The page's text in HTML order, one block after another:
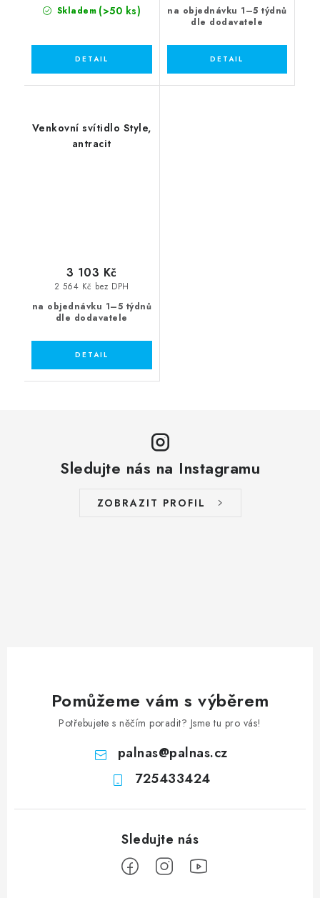
Skladem (>50 ks)
na objednávku 1–5 týdnů
dle dodavatele
Venkovní svítidlo Style,
antracit
na objednávku 1–5 týdnů
dle dodavatele
2 564 Kč bez DPH
3 103 Kč
Sledujte nás na Instagramu
ZOBRAZIT PROFIL
Pomůžeme vám s výběrem
Potřebujete s něčím poradit? Jsme tu pro vás!
palnas@palnas.cz
725433424